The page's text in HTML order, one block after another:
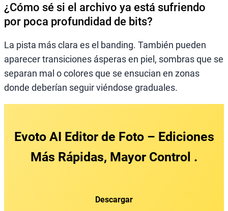
¿Cómo sé si el archivo ya está sufriendo
por poca profundidad de bits?
La pista más clara es el banding. También pueden
aparecer transiciones ásperas en piel, sombras que se
separan mal o colores que se ensucian en zonas
donde deberían seguir viéndose graduales.
Evoto AI Editor de Foto– Ediciones
Más Rápidas, Mayor Control .
Descargar